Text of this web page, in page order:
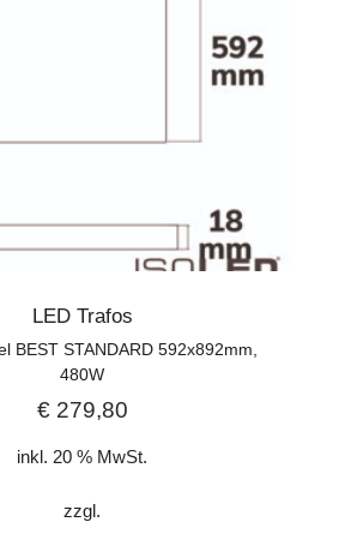
LED Trafos
BEST STANDARD 592x892mm,
480W
€279,80
inkl. 20 % MwSt.
zzgl.